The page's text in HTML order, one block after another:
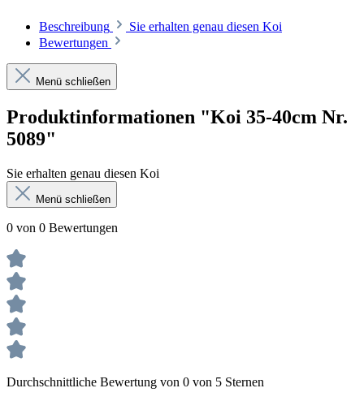
Beschreibung
Sie erhalten genau diesen Koi
Bewertungen
Menü schließen
Produktinformationen "Koi 35-40cm Nr.
5089"
Sie erhalten genau diesen Koi
Menü schließen
0 von 0 Bewertungen
Durchschnittliche Bewertung von 0 von 5 Sternen